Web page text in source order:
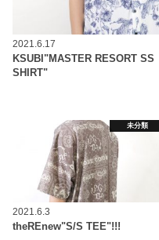
2021.6.17
KSUBI"MASTER RESORT SS
SHIRT"
未分類
2021.6.3
theREnew"S/S TEE"!!!